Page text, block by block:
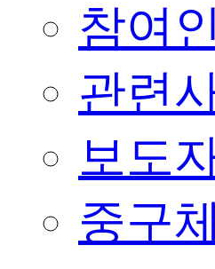
참여
관련
보도
중구